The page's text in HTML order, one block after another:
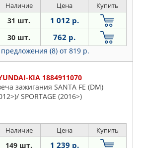
Наличие Цена Купить
31 шт. 1 012 р.
30 шт. 762 р.
(8) от 819 р.
KIA 1884911070
зажигания SANTA FE (DM)
SPORTAGE (2016>)
Наличие Цена Купить
149 шт. 1 239 р.